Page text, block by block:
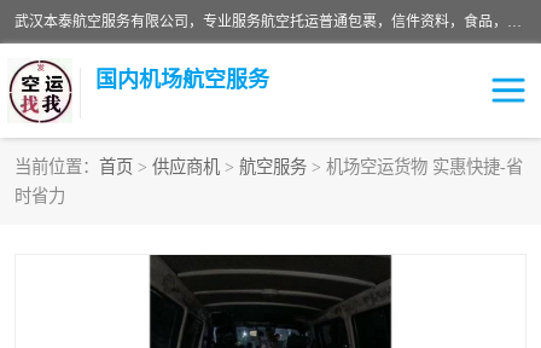
武汉本泰航空服务有限公司，专业服务航空托运普通包裹，信件资料，食品，服装，快消品等运输的专线空运，完善的网络服务确保为客户提供准确、*、安全的“门对门”服务，本着“诚信为本、精诚合作”的服务宗旨.“以安全运输为保障，以运价合理要求市场”的经营理念。武汉机场货运、武汉航空物流、武汉空运、武汉天河国际机场东方、南方、国际航空、机场空运业务覆盖国内二三线机场城市，如：武汉-敦煌、武汉-柳州等
国内机场航空服务
当前位置： 首页 > 供应商机 > 航空服务 > 机场空运货物 实惠快捷-省
时省力
航空服务